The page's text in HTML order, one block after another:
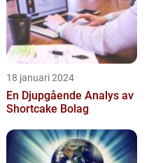
18 januari 2024
En Djupgående Analys av
Shortcake Bolag